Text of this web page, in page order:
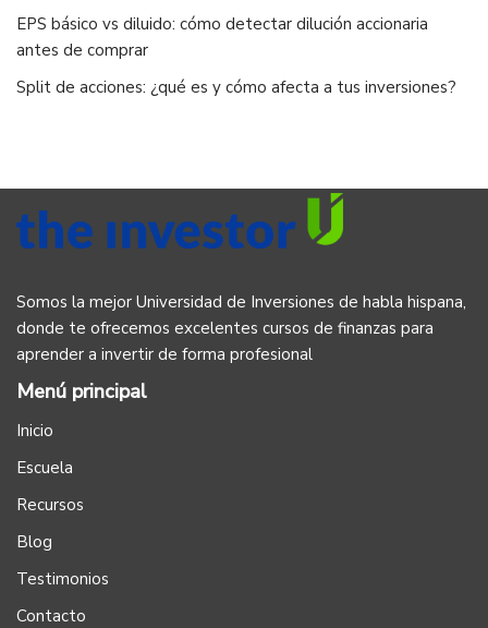
EPS básico vs diluido: cómo detectar dilución accionaria
antes de comprar
Split de acciones: ¿qué es y cómo afecta a tus inversiones?
Somos la mejor Universidad de Inversiones de habla hispana,
donde te ofrecemos excelentes cursos de finanzas para
aprender a invertir de forma profesional
Menú principal
Inicio
Escuela
Recursos
Blog
Testimonios
Contacto